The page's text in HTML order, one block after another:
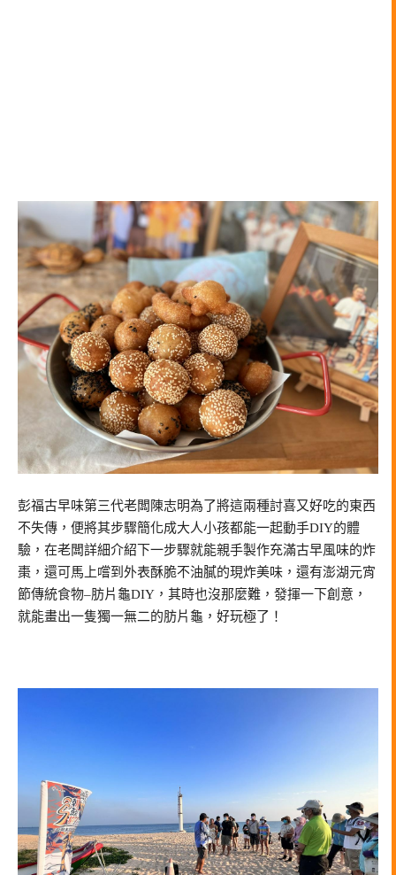
彭福古早味第三代老闆陳志明為了將這兩種討喜又好吃的東西
不失傳，便將其步驟簡化成大人小孩都能一起動手DIY的體
驗，在老闆詳細介紹下一步驟就能親手製作充滿古早風味的炸
棗，還可馬上嚐到外表酥脆不油膩的現炸美味，還有澎湖元宵
節傳統食物–肪片龜DIY，其時也沒那麼難，發揮一下創意，
就能畫出一隻獨一無二的肪片龜，好玩極了！